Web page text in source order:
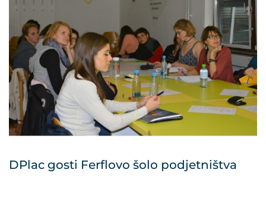
VISOK KONTRAST
SIVINE
POVEČAJ PISAVO
DPlac gosti Ferflovo šolo podjetništva